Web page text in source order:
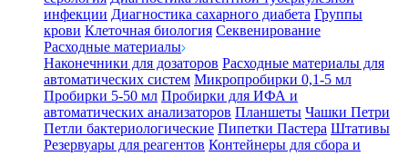
инфекции Диагностика сахарного диабета Группы
крови Клеточная биология Секвенирование
Расходные материалы
Наконечники для дозаторов Расходные материалы для
автоматических систем Микропробирки 0,1-5 мл
Пробирки 5-50 мл Пробирки для ИФА и
автоматических анализаторов Планшеты Чашки Петри
Петли бактериологические Пипетки Пастера Штативы
Резервуары для реагентов Контейнеры для сбора и